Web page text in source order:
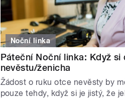
Noční linka
Páteční Noční linka: Když si
nevěstu/ženicha
Žádost o ruku otce nevěsty by
pouze tehdy, když si je jistý, že